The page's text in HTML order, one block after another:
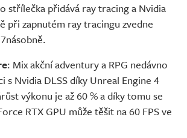
střílečka přidává ray tracing a Nvidia
při zapnutém ray tracingu zvedne
: Mix akční adventury a RPG nedávno
s Nvidia DLSS díky Unreal Engine 4
výkonu je až 60 % a díky tomu se
RTX GPU může těšit na 60 FPS ve